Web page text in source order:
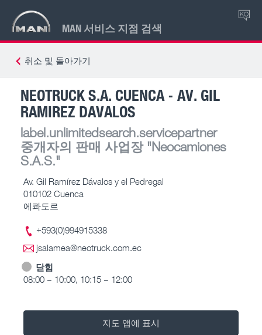
MAN 서비스 지점 검색
KO
취소 및 돌아가기
NEOTRUCK S.A. CUENCA - AV. GIL
RAMIREZ DAVALOS
label.unlimitedsearch.servicepartner
중개자의 판매 사업장"Neocamiones
S.A.S."
Av. Gil Ramírez Dávalos y el Pedregal
010102 Cuenca
에콰도르
+593(0)994915338
jsalamea@neotruck.com.ec
닫힘
08:00 – 10:00, 10:15 – 12:00
지도 앱에 표시